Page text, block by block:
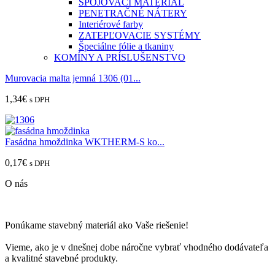
SPOJOVACÍ MATERIAL
PENETRAČNÉ NÁTERY
Interiérové farby
ZATEPĽOVACIE SYSTÉMY
Špeciálne fólie a tkaniny
KOMÍNY A PRÍSLUŠENSTVO
Murovacia malta jemná 1306 (01...
1,34€ s DPH
Fasádna hmoždinka WKTHERM-S ko...
0,17€ s DPH
O nás
Ponúkame stavebný materiál ako Vaše riešenie!
Vieme, ako je v dnešnej dobe náročne vybrať vhodného dodávateľa
a kvalitné stavebné produkty.